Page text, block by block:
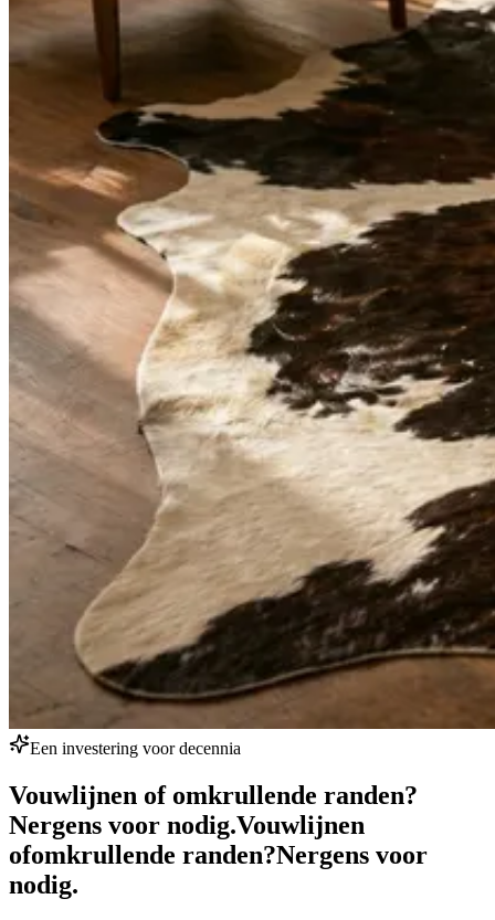
Een investering voor decennia
Vouwlijnen of omkrullende randen?
Nergens voor nodig.Vouwlijnen
ofomkrullende randen?Nergens voor
nodig.